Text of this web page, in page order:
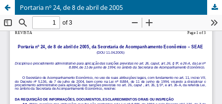
Portaria nº 24, de 8 de abril de 2005